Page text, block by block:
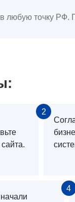
любую точку РФ.
2
4